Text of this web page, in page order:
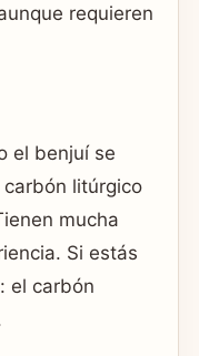
requieren
el benjuí se
litúrgico
mucha
Si estás
el carbón